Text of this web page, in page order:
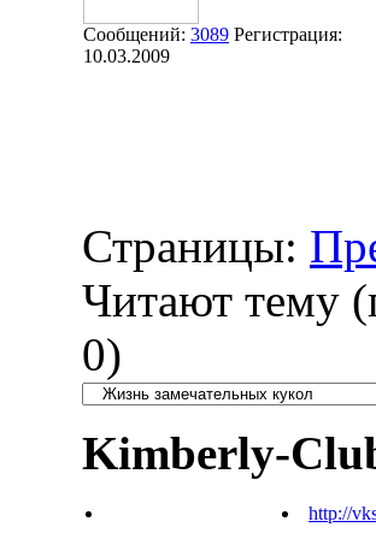
Сообщений: 3089 Регистрация:
10.03.2009
Страницы:
Читают тему
0)
Kimberly-
http://